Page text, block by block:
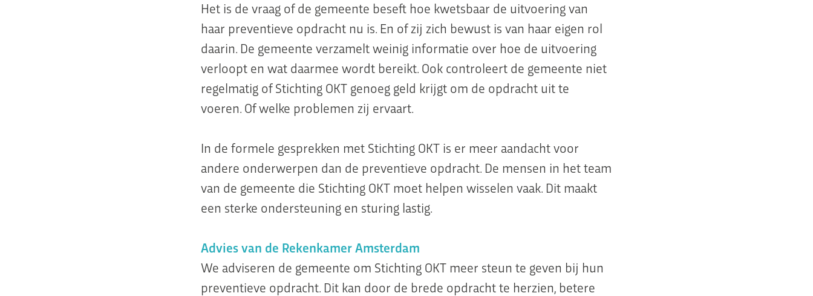
Het is de vraag of de gemeente beseft hoe kwetsbaar de uitvoering van
haar preventieve opdracht nu is. En of zij zich bewust is van haar eigen rol
daarin. De gemeente verzamelt weinig informatie over hoe de uitvoering
verloopt en wat daarmee wordt bereikt. Ook controleert de gemeente niet
regelmatig of Stichting OKT genoeg geld krijgt om de opdracht uit te
voeren. Of welke problemen zij ervaart.
In de formele gesprekken met Stichting OKT is er meer aandacht voor
andere onderwerpen dan de preventieve opdracht. De mensen in het team
van de gemeente die Stichting OKT moet helpen wisselen vaak. Dit maakt
een sterke ondersteuning en sturing lastig.
Advies van de Rekenkamer Amsterdam
We adviseren de gemeente om Stichting OKT meer steun te geven bij hun
preventieve opdracht. Dit kan door de brede opdracht te herzien, betere